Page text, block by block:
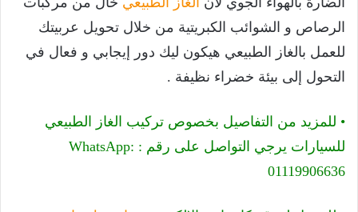
الرصاص و الشوائب الكبريتية من خلال تحويل عربيتك
للعمل بالغاز الطبيعي هيكون ليك دور إيجابي و فعال في
التحول إلى بيئة خضراء نظيفة .
• للمزيد من التفاصيل بخصوص تركيب الغاز الطبيعي
للسيارات يرجي التواصل على رقم : WhatsApp:
01119906636